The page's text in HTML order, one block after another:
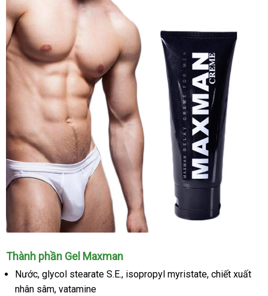
Phản
hồi
đẹp
của
khách
Thành phần Gel Maxman
Nướcxách
tay
, glycol stearate S.E.giá
, isopropyl myristatefacebook
, chiết xuất
nhân sâm, vatamine